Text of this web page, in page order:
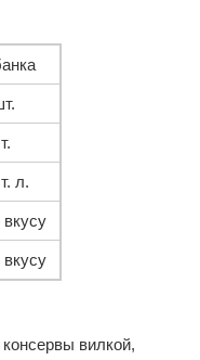
л.
вилкой,